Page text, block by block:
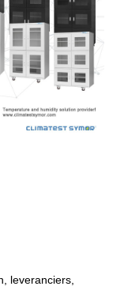
leveranciers,